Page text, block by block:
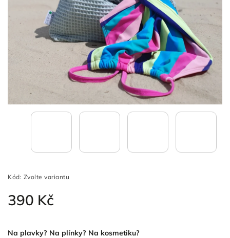
Kód: Zvolte variantu
390 Kč
Na plavky? Na plínky? Na kosmetiku?